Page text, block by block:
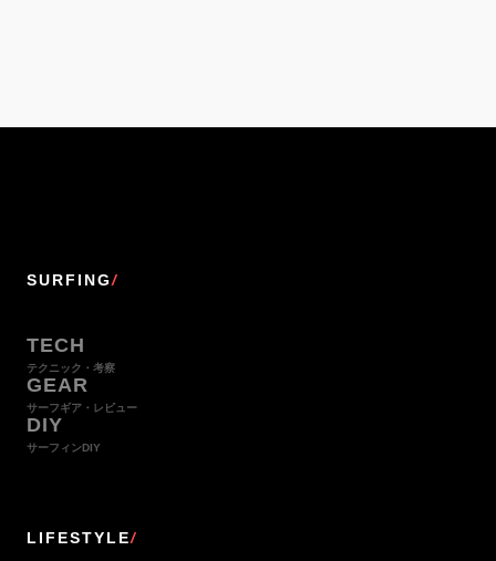
SURFING/
TECH
テクニック・考察
GEAR
サーフギア・レビュー
DIY
サーフィンDIY
LIFESTYLE/